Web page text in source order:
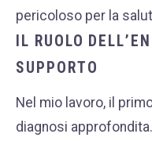
pericoloso per la
IL RUOLO
SUPPORTO
Nel mio lavoro, il
diagnosi